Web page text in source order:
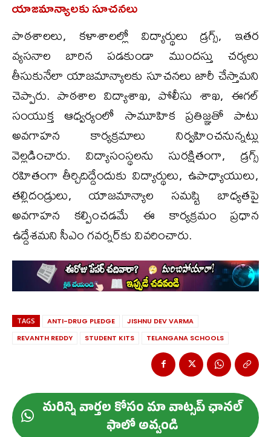
యాజమాన్యాలకు సూచనలు
పాఠశాలలు, కళాశాలల్లో విద్యార్థులు డ్రగ్స్‌, ఇతర
వ్యసనాల బారిన పడకుండా ముందస్తు చర్యలు
తీసుకునేలా యాజమాన్యాలకు సూచనలు జారీ చేస్తామని
చెప్పారు. పాఠశాల విద్యాశాఖ, పోలీసు శాఖ, ఈగల్‌
సంయుక్త ఆధ్వర్యంలో సామూహిక ప్రతిజ్ఞతో పాటు
అవగాహన కార్యక్రమాలు నిర్వహించనున్నట్లు
వెల్లడించారు. విద్యాసంస్థలను సురక్షితంగా, డ్రగ్స్
రహితంగా తీర్చిదిద్దేందుకు విద్యార్థులు, ఉపాధ్యాయులు,
తల్లిదండ్రులు, యాజమాన్యాల సమష్టి బాధ్యతపై
అవగాహన కల్పించడమే ఈ కార్యక్రమం ప్రధాన
ఉద్దేశమని సీఎం గవర్నర్‌కు వివరించారు.
TAGS ANTI-DRUG PLEDGE
JISHNU DEV VARMA
REVANTH REDDY
STUDENT KITS TELANGANA SCHOOLS
మ‌రిన్ని వార్త‌ల కోసం మా వాట్స‌ప్ ఛాన‌ల్
ఫాలో అవ్వండి